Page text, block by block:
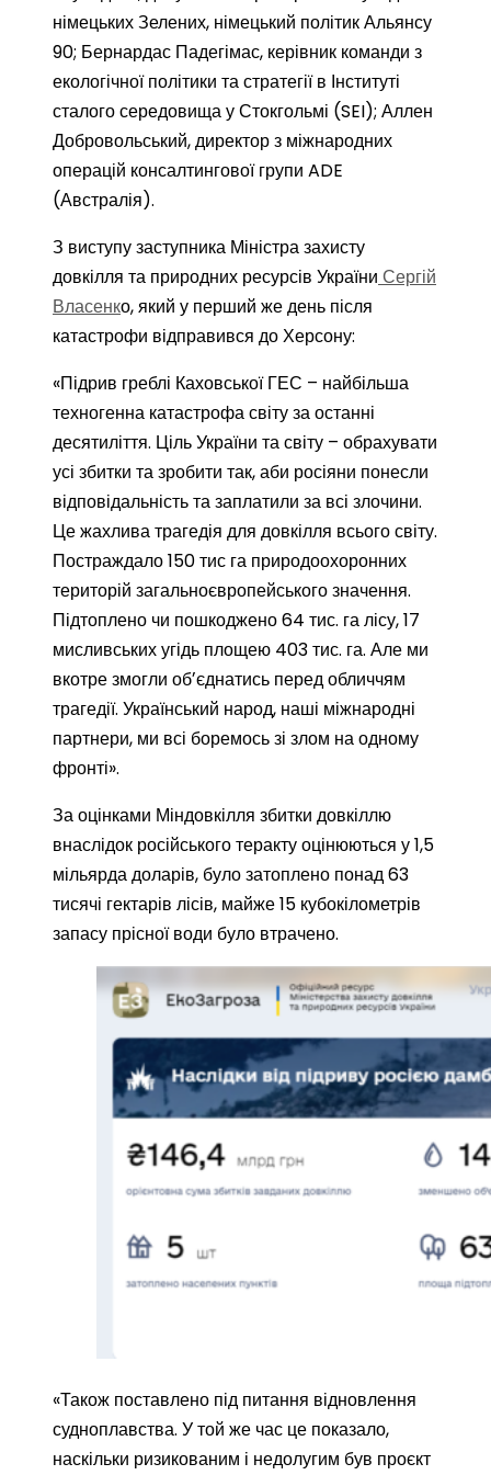
німецьких Зелених, німецький політик Альянсу
90; Бернардас Падегімас, керівник команди з
екологічної політики та стратегії в Інституті
сталого середовища у Стокгольмі (SEI); Аллен
Добровольський, директор з міжнародних
операцій консалтингової групи ADE
(Австралія).
З виступу заступника Міністра захисту
довкілля та природних ресурсів України Сергій
Власенко, який у перший же день після
катастрофи відправився до Херсону:
«Підрив греблі Каховської ГЕС – найбільша
техногенна катастрофа світу за останні
десятиліття. Ціль України та світу – обрахувати
усі збитки та зробити так, аби росіяни понесли
відповідальність та заплатили за всі злочини.
Це жахлива трагедія для довкілля всього світу.
Постраждало 150 тис га природоохоронних
територій загальноєвропейського значення.
Підтоплено чи пошкоджено 64 тис. га лісу, 17
мисливських угідь площею 403 тис. га. Але ми
вкотре змогли обʼєднатись перед обличчям
трагедії. Український народ, наші міжнародні
партнери, ми всі боремось зі злом на одному
фронті».
За оцінками Міндовкілля збитки довкіллю
внаслідок російського теракту оцінюються у 1,5
мільярда доларів, було затоплено понад 63
тисячі гектарів лісів, майже 15 кубокілометрів
запасу прісної води було втрачено.
«Також поставлено під питання відновлення
судноплавства. У той же час це показало,
наскільки ризикованим і недолугим був проєкт